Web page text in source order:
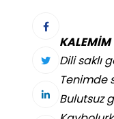
KALEMİM
Dili saklı
Tenimde
Bulutsuz